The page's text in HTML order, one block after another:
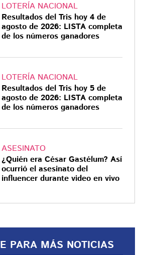
LOTERÍA NACIONAL
Resultados del Tris hoy 4 de
agosto de 2026: LISTA completa
de los números ganadores
LOTERÍA NACIONAL
Resultados del Tris hoy 5 de
agosto de 2026: LISTA completa
de los números ganadores
ASESINATO
¿Quién era César Gastélum? Así
ocurrió el asesinato del
influencer durante video en vivo
PARA MÁS NOTICIAS